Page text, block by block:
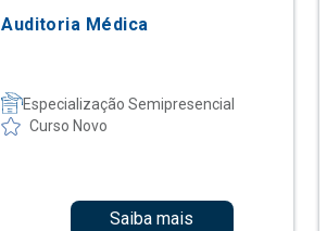
Auditoria Médica
Especialização Semipresencial
Curso Novo
Saiba mais